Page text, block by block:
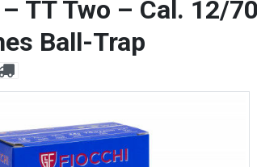
– TT Two – Cal. 12/
Ball-Trap